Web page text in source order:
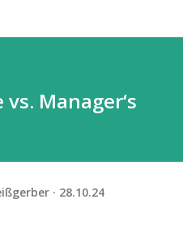
Manager‘s
28.10.24